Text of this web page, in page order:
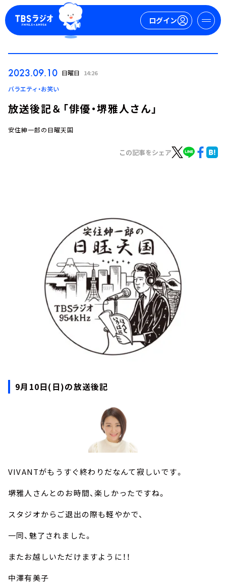
ログイン
ログイン
TBS Podcast
イベント・グッズ
YouTube
会社情報
2023.09.10 日曜日 14:26
バラエティ・お笑い
放送後記＆「俳優・堺雅人さん」
安住紳一郎の日曜天国
この記事をシェア
9月10日(日)の放送後記
VIVANTがもうすぐ終わりだなんて寂しいです。
堺雅人さんとのお時間、楽しかったですね。
スタジオからご退出の際も軽やかで、
一同、魅了されました。
またお越しいただけますように！！
中澤有美子